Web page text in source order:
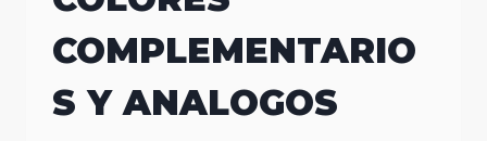
COMPLEMENTARIO
S Y ANALOGOS